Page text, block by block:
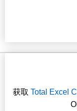
获取 Total Excel